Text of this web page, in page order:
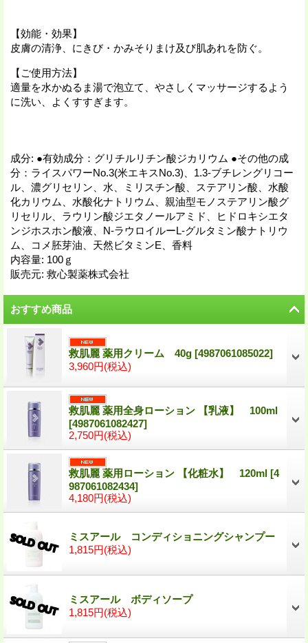
【効能・効果】
皮膚の清浄、にきび・かみそりまけ及び肌あれを防ぐ。
【ご使用方法】
適量を水かぬるま湯で泡立て、やさしくマッサージするよう
に洗い、よくすすぎます。
成分: ●有効成分：グリチルリチン酸ジカリウム ●その他の成
分：ライスパワーNo.3(米エキスNo.3)、1.3-ブチレングリコー
ル、濃グリセリン、水、ミリスチン酸、ステアリン酸、水酸
化カリウム、水酸化ナトリウム、親油型モノステアリン酸グ
リセリル、ラウリン酸ジエタノールアミド、ヒドロキシエタ
ンジホスホン酸液、N-ラウロイルーL-グルタミン酸ナトリウ
ム、コメ胚芽油、天然ビタミンE、香料
内容量: 100ｇ
販売元: 救心製薬株式会社
おすすめ商品
救肌麗 薬用クリーム 40g [4987061085022]
3,960円(税込)
救肌麗 薬用全身ローション 【乳液】 100ml
[4987061082427]
2,750円(税込)
救肌麗 薬用ローション 【化粧水】 120ml [4
987061082434]
4,180円(税込)
ミスアール コンディショニングシャンプー
1,815円(税込)
ミスアール ボディソープ
1,815円(税込)